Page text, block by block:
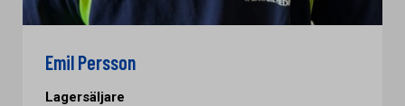
Emil Persson
Lagersäljare